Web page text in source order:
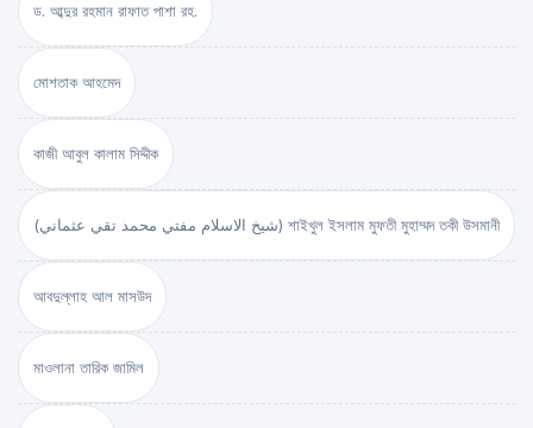
ড. আব্দুর রহমান রাফাত পাশা রহ.
মোশতাক আহমেদ
কাজী আবুল কালাম সিদ্দীক
(شيخ الاسلام مفتي محمد تقي عثماني) শাইখুল ইসলাম মুফতী মুহাম্মদ তকী উসমানী
আবদুল্লাহ আল মাসউদ
মাওলানা তারিক জামিল